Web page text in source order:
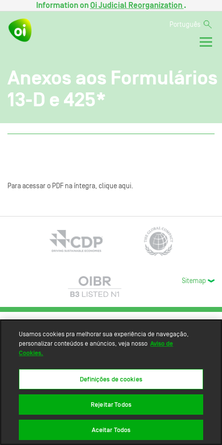
Information onOi Judicial Reorganization .
Português
Anexos aos Formulários
13-D e 425*
Para acessar o PDF na íntegra, clique aqui.
Sitemap
Usamos cookies pra melhorar sua experiência de navegação,
personalizar conteúdos e anúncios, veja nosso Aviso de
Cookies.
Definições de cookies
Rejeitar Todos
Aceitar Todos